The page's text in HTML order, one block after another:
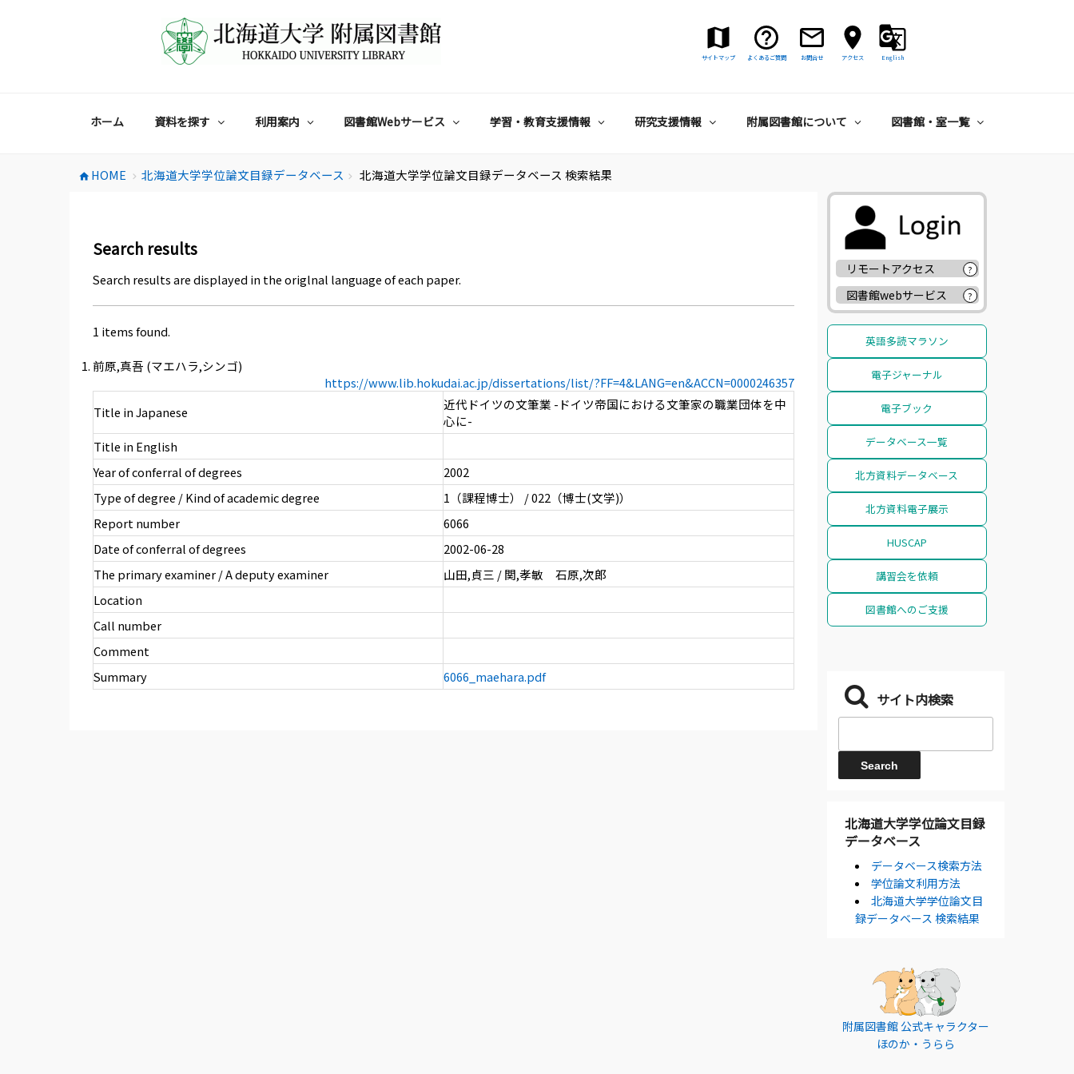
サイトマップ よくあるご質問 お問合せ アクセス English
ホーム 資料を探す 利用案内 図書館Webサービス 学習・教育支援情報 研究支援情報 附属図書館について 図書館・室一覧
home HOME chevron_right 北海道大学学位論文目録データベース chevron_right 北海道大学学位論文目録データベース 検索結果
Search results
Search results are displayed in the origlnal language of each paper.
1 items found.
前原,真吾 (マエハラ,シンゴ)
https://www.lib.hokudai.ac.jp/dissertations/list/?FF=4&LANG=en&ACCN=0000246357
Title in Japanese
近代ドイツの文筆業 -ドイツ帝国における文筆家の職業団体を中
心に-
Title in English
Year of conferral of degrees
2002
Type of degree / Kind of academic degree
1（課程博士） / 022（博士(文学)）
Report number
6066
Date of conferral of degrees
2002-06-28
The primary examiner / A deputy examiner
山田,貞三 / 関,孝敏 石原,次郎
Location
Call number
Comment
Summary
6066_maehara.pdf
リモートアクセス ?
図書館webサービス ?
英語多読マラソン
電子ジャーナル
電子ブック
データベース一覧
北方資料データベース
北方資料電子展示
HUSCAP
講習会を依頼
図書館へのご支援
サイト内検索
北海道大学学位論文目録
データベース
データベース検索方法
学位論文利用方法
北海道大学学位論文目
録データベース 検索結果
附属図書館 公式キャラクター
ほのか・うらら